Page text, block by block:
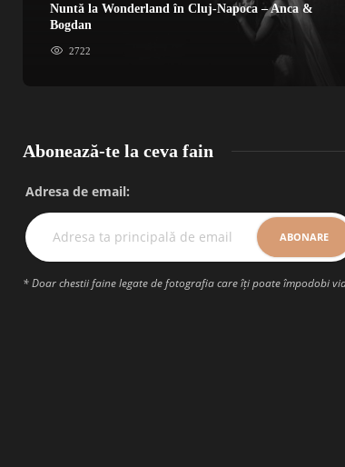
Nuntă la Wonderland în Cluj-Napoca – Anca &
Bogdan
2722
Abonează-te la ceva fain
Adresa de email:
* Doar chestii faine legate de fotografia care îți poate împodobi